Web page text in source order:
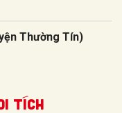
Thường Tín)
tích